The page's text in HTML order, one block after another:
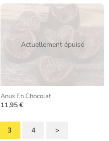
Actuellement épuisé
Anus En Chocolat
11,95 €
3 4 >